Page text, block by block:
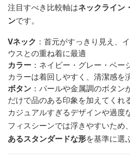
注目すべき比較軸はネックライン
ンです。
Vネック ：首元がすっきり見え、
ウスとの重ね着に最適
カラー ：ネイビー・グレー・ベ
カラーは着回しやすく、清潔感を
ボタン ：パールや金属調のボタ
だけで品のある印象を加えてくれ
カジュアルすぎるデザインや過度
フィスシーンでは浮きやすいため、
あるスタンダードな形を基準に選